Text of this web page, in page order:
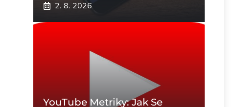
2. 8. 2026
YouTube Metriky: Jak Se